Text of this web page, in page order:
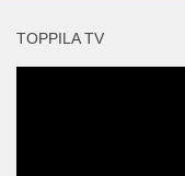
TOPPILA TV